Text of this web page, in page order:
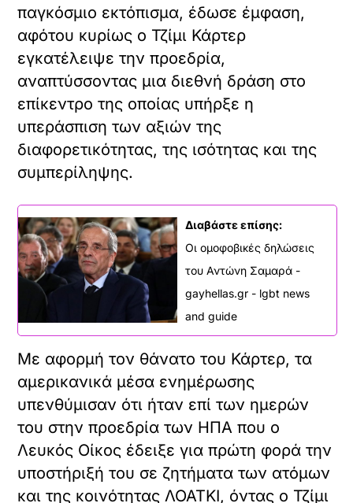
παγκόσμιο εκτόπισμα, έδωσε έμφαση,
αφότου κυρίως ο Τζίμι Κάρτερ
εγκατέλειψε την προεδρία,
αναπτύσσοντας μια διεθνή δράση στο
επίκεντρο της οποίας υπήρξε η
υπεράσπιση των αξιών της
διαφορετικότητας, της ισότητας και της
συμπερίληψης.
Διαβάστε επίσης:
Οι ομοφοβικές δηλώσεις
του Αντώνη Σαμαρά -
gayhellas.gr - lgbt news
and guide
Με αφορμή τον θάνατο του Κάρτερ, τα
αμερικανικά μέσα ενημέρωσης
υπενθύμισαν ότι ήταν επί των ημερών
του στην προεδρία των ΗΠΑ που ο
Λευκός Οίκος έδειξε για πρώτη φορά την
υποστήριξή του σε ζητήματα των ατόμων
και της κοινότητας ΛΟΑΤΚΙ, όντας ο Τζίμι